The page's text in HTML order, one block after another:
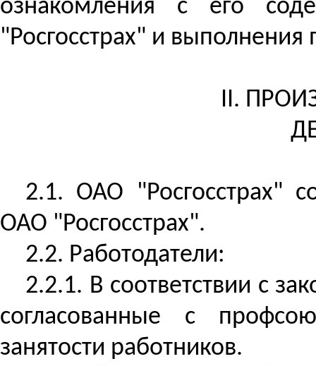
ознакомления с его
"Росгосстрах" и выполнения
II.
2.1. ОАО "Росгосстрах"
ОАО "Росгосстрах".
2.2. Работодатели:
2.2.1. В соответствии с
согласованные с
занятости работников.